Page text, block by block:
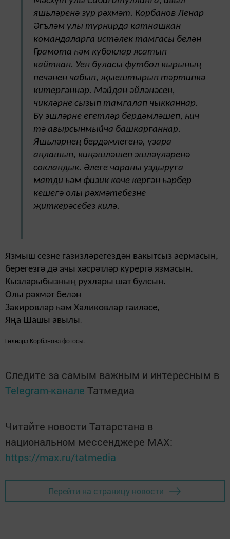
яшьләренә зур рәхмәт. Корбанов Ленар
Әгъләм улы турнирда катнашкан
командаларга истәлек тамгасы белән
Грамота һәм кубоклар ясатып
кайткан. Уен буласы футбол кырының
печәнен чабып, җыештырып тәртипкә
китергәннәр. Мәйдан әйләнәсен,
чикләрне сызып тамгалап чыкканнар.
Бу эшләрне егетләр бердәмләшеп, һич
тә авырсынмыйча башкарганнар.
Яшьләрнең бердәмлегенә, үзара
аңлашып, киңәшләшеп эшләүләренә
сокландык. Әлеге чараны уздыруга
матди һәм физик көче кергән һәрбер
кешегә олы рәхмәтебезне
җиткерәсебез килә.
Язмыш сезне газизләрегездән вакытсыз аермасын,
берегезгә дә ачы хәсрәтләр күрергә язмасын.
Кызларыбызның рухлары шат булсын.
Олы рәхмәт белән
Закировлар һәм Халиковлар гаиләсе,
Яңа Шашы авылы .
Гөлнара Корбанова фотосы.
Следите за самым важным и интересным в
Telegram-канале Татмедиа
Читайте новости Татарстана в
национальном мессенджере MАХ:
https://max.ru/tatmedia
Перейти на страницу новости